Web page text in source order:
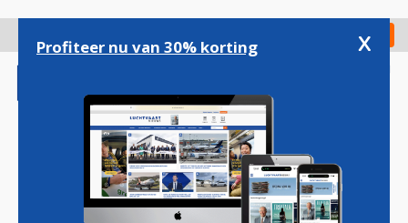
gaan
Check in
Magazine Podcasts Vacatures
Profiteer nu van 30% korting x